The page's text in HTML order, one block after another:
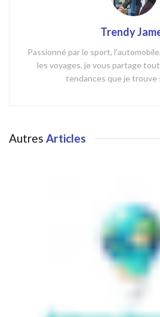
Trendy
Passionné par le sport,
les voyages, je vous partage
tendances que je trouve
Autres Articles